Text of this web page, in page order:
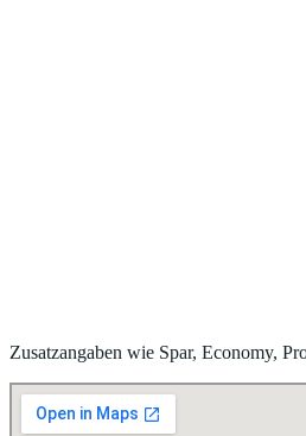
Zusatzangaben wie Spar, Economy,